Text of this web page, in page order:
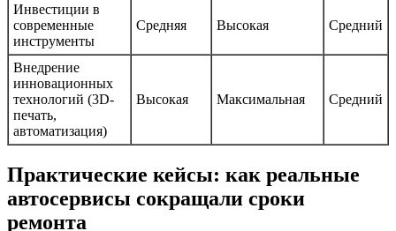
Инвестиции в
современные
инструменты
Средняя Высокая Средний
Внедрение
инновационных
технологий (3D-
печать,
автоматизация)
Высокая Максимальная Средний
Практические кейсы: как реальные
автосервисы сокращали сроки
ремонта